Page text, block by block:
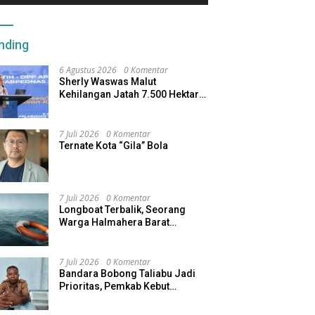
6 Agustus 2026 0 Komentar
Sherly Waswas Malut
Kehilangan Jatah 7.500 Hektare
7 Juli 2026 0 Komentar
Ternate Kota “Gila” Bola
7 Juli 2026 0 Komentar
Longboat Terbalik, Seorang
Warga Halmahera Barat
7 Juli 2026 0 Komentar
Bandara Bobong Taliabu Jadi
Prioritas, Pemkab Kebut